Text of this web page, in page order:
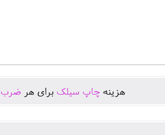
هزينهچاپ سیلک برای هرضرب